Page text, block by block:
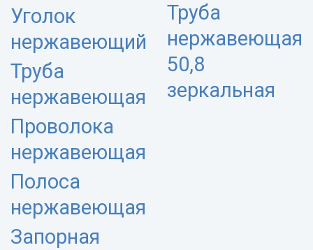
Уголок
нержавеющий
Труба
нержавеющая
Проволока
нержавеющая
Полоса
нержавеющая
Запорная
Труба
нержавеющая
50,8
зеркальная